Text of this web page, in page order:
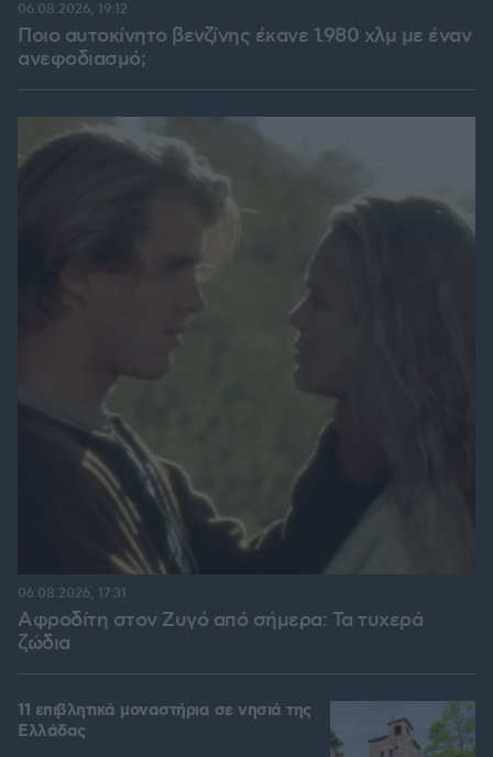
Ποιο αυτοκίνητο βενζίνης έκανε 1.980 χλμ με έναν
ανεφοδιασμό;
06.08.2026, 19:12
Αφροδίτη στον Ζυγό από σήμερα: Τα τυχερά
ζώδια
06.08.2026, 17:31
11 επιβλητικά μοναστήρια σε νησιά της
Ελλάδας